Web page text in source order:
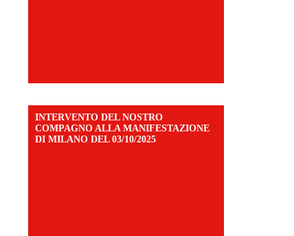
INTERVENTO DEL NOSTRO
COMPAGNO ALLA MANIFESTAZIONE
DI MILANO DEL 03/10/2025